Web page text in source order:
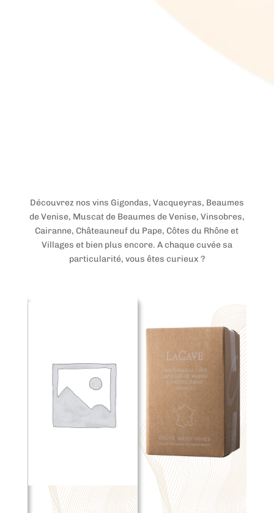
Découvrez nos vins Gigondas, Vacqueyras, Beaumes
de Venise, Muscat de Beaumes de Venise, Vinsobres,
Cairanne, Châteauneuf du Pape, Côtes du Rhône et
Villages et bien plus encore. A chaque cuvée sa
particularité, vous êtes curieux ?